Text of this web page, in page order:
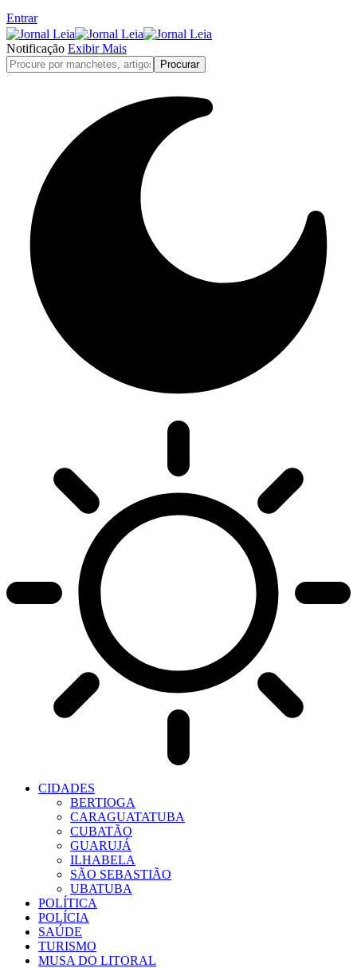
Entrar
Notificação Exibir Mais
CIDADES
BERTIOGA
CARAGUATATUBA
CUBATÃO
GUARUJÁ
ILHABELA
SÃO SEBASTIÃO
UBATUBA
POLÍTICA
POLÍCIA
SAÚDE
TURISMO
MUSA DO LITORAL